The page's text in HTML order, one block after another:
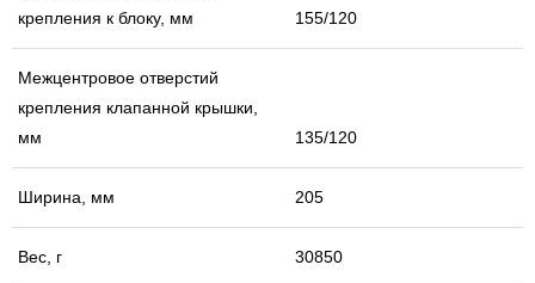
крепления к блоку, мм
155/120
Межцентровое отверстий
крепления клапанной крышки,
мм
135/120
Ширина, мм 205
Вес, г 30850